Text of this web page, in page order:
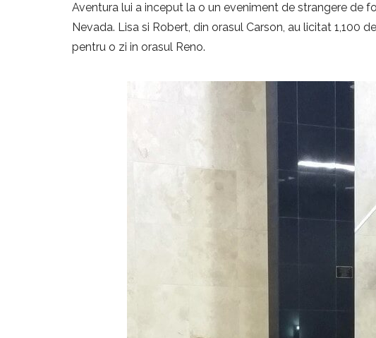
Aventura lui a inceput la o un eveniment de strangere de
Nevada. Lisa si Robert, din orasul Carson, au licitat 1,100
pentru o zi in orasul Reno.